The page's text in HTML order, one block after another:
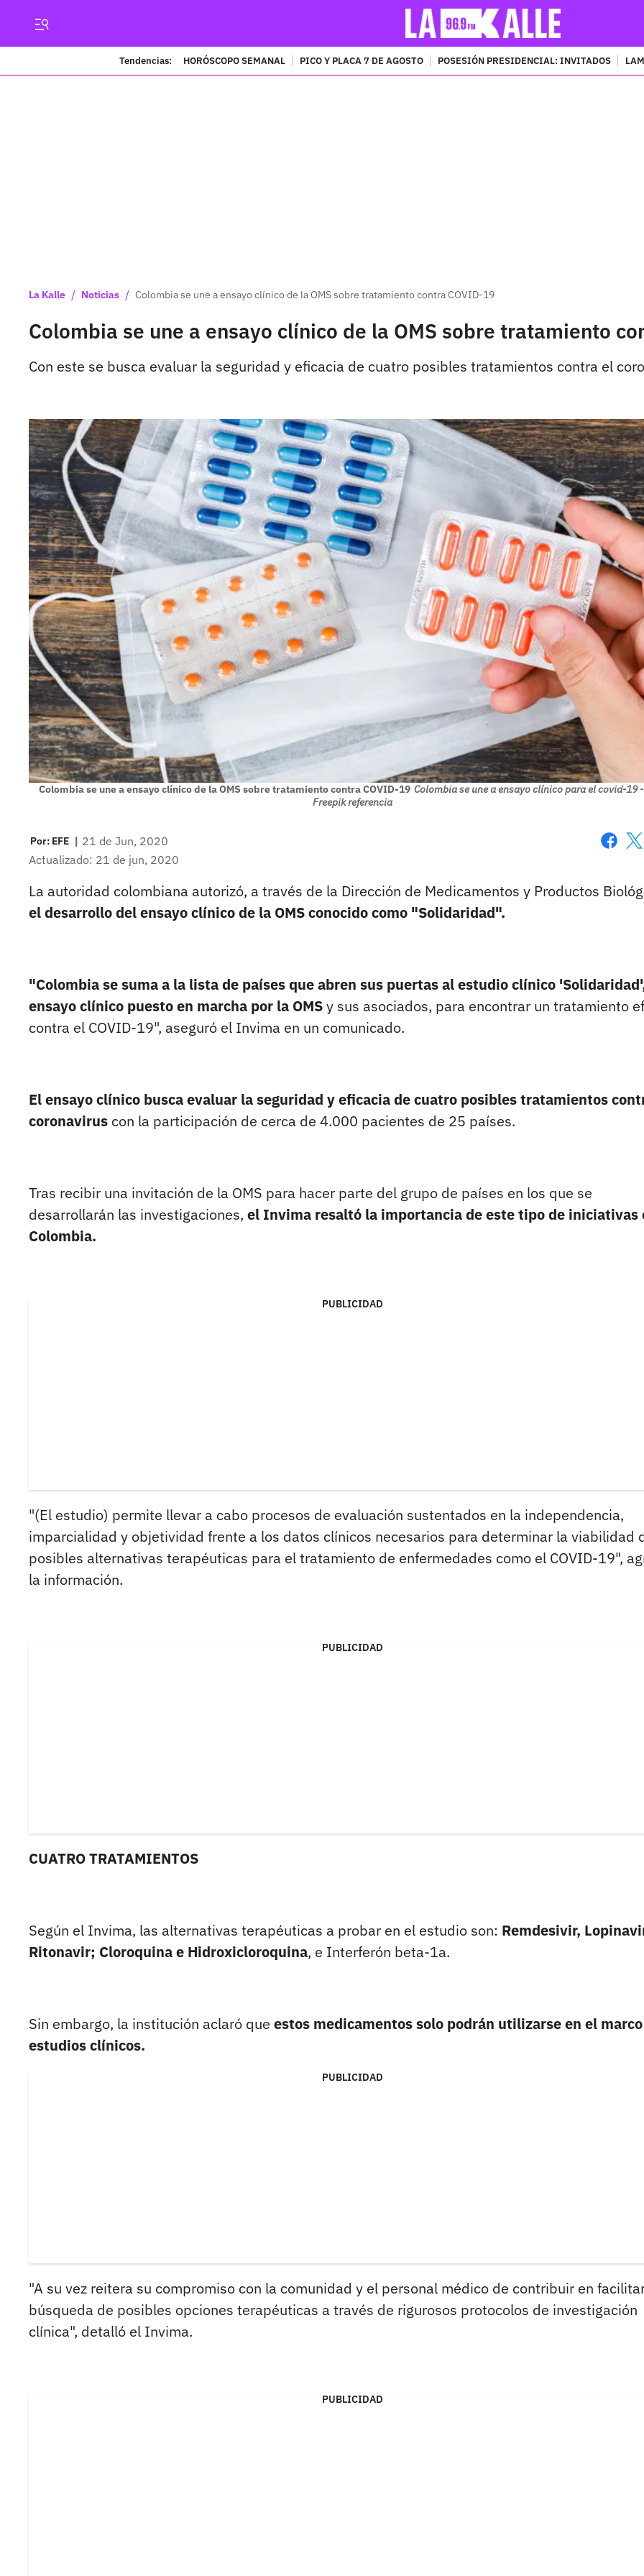
Tendencias: HORÓSCOPO SEMANAL PICO Y PLACA 7 DE AGOSTO POSESIÓN PRESIDENCIAL: INVITADOS
La Kalle / Noticias / Colombia se une a ensayo clínico de la OMS sobre tratamiento contra COVID-19
Colombia se une a ensayo clínico de la OMS sobre tratamiento
Con este se busca evaluar la seguridad y eficacia de cuatro posibles tratamientos contra el
Colombia se une a ensayo clínico de la OMS sobre tratamiento contra COVID-19 Colombia se une a ensayo clínico para el covid-19
Freepik referencia
Por: EFE | 21 de Jun, 2020
Actualizado: 21 de jun, 2020
La autoridad colombiana autorizó, a través de la Dirección de Medicamentos y Productos
el desarrollo del ensayo clínico de la OMS conocido como "Solidaridad".
"Colombia se suma a la lista de países que abren sus puertas al estudio clínico
ensayo clínico puesto en marcha por la OMSy sus asociados, para encontrar un tratamiento
contra el COVID‑19", aseguró el Invima en un comunicado.
El ensayo clínico busca evaluar la seguridad y eficacia de cuatro posibles tratamientos
coronavirus con la participación de cerca de 4.000 pacientes de 25 países.
Tras recibir una invitación de la OMS para hacer parte del grupo de países en los que se
desarrollarán las investigaciones, el Invima resaltó la importancia de este tipo de iniciativas
Colombia.
PUBLICIDAD
"(El estudio) permite llevar a cabo procesos de evaluación sustentados en la independencia,
imparcialidad y objetividad frente a los datos clínicos necesarios para determinar la viabilidad
posibles alternativas terapéuticas para el tratamiento de enfermedades como el COVID-19",
la información.
PUBLICIDAD
CUATRO TRATAMIENTOS
Según el Invima, las alternativas terapéuticas a probar en el estudio son: Remdesivir,
Ritonavir; Cloroquina e Hidroxicloroquina, e Interferón beta-1a.
Sin embargo, la institución aclaró que estos medicamentos solo podrán utilizarse en el
estudios clínicos.
PUBLICIDAD
"A su vez reitera su compromiso con la comunidad y el personal médico de contribuir en
búsqueda de posibles opciones terapéuticas a través de rigurosos protocolos de investigación
clínica", detalló el Invima.
PUBLICIDAD